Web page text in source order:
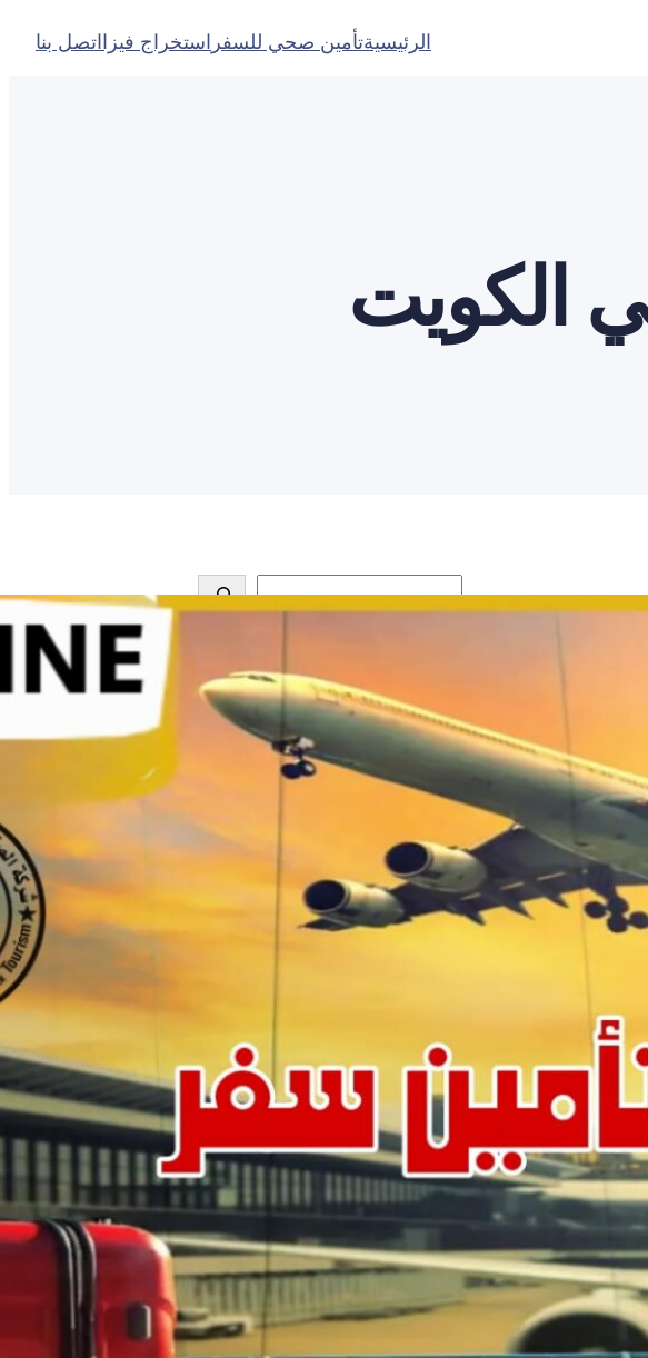
الرئيسيةتأمين صحي للسفر استخراج فيزااتصل بنا
الكويت
S
e
c
h
Archive
أغسطس 2026
أكتوبر 2025
ديسمبر 2023
نوفمبر 2023
تأمين السفر
Recent Posts
كيف تختار الدولة المناسبة لتقديم طلب فيزا
شنغن من الكويت؟
أغسطس 7, 2026
ما الذي يجب مراجعته قبل تقديم طلب فيزا